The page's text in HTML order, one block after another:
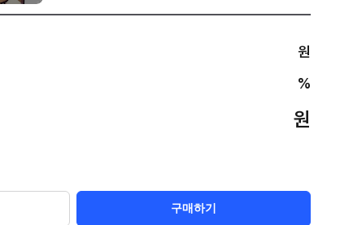
원
%
원
구매하기